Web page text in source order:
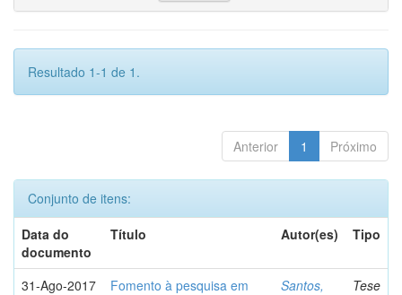
Resultado 1-1 de 1.
Anterior 1 Próximo
Conjunto de itens:
Data do
documento
Título Autor(es) Tipo
31-Ago-2017
Fomento à pesquisa em
Santos,
Tese